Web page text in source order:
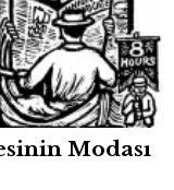
Modası